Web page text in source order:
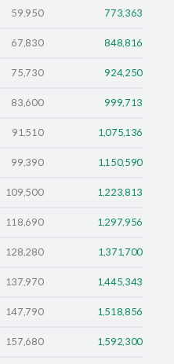
59,950 773,363
67,830 848,816
75,730 924,250
83,600 999,713
91,510 1,075,136
99,390 1,150,590
109,500 1,223,813
118,690 1,297,956
128,280 1,371,700
137,970 1,445,343
147,790 1,518,856
157,680 1,592,300